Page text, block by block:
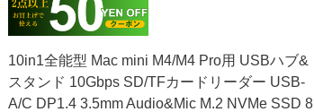
10in1全能型 Mac mini M4/M4 Pro用 USBハブ&
スタンド 10Gbps SD/TFカードリーダー USB-
A/C DP1.4 3.5mm Audio&Mic M.2 NVMe SSD 8